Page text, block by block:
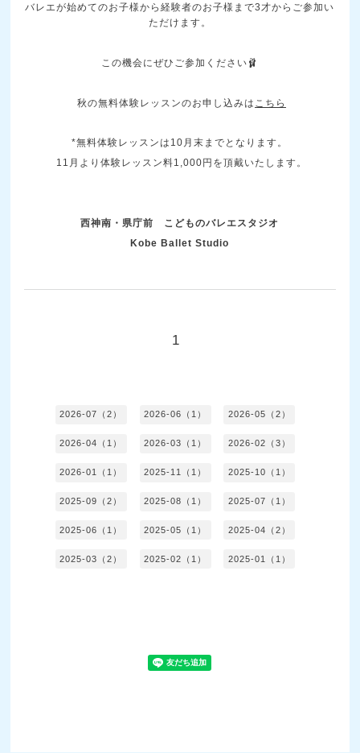
バレエが始めてのお子様から経験者のお子様まで3才からご参加い
ただけます。
この機会にぜひご参加ください🩰
秋の無料体験レッスンのお申し込みは こちら
*無料体験レッスンは10月末までとなります。
11月より体験レッスン料1,000円を頂戴いたします。
西神南・県庁前 こどものバレエスタジオ
Kobe Ballet Studio
1
2026-07（2） 2026-06（1） 2026-05（2）
2026-04（1） 2026-03（1） 2026-02（3）
2026-01（1） 2025-11（1） 2025-10（1）
2025-09（2） 2025-08（1） 2025-07（1）
2025-06（1） 2025-05（1） 2025-04（2）
2025-03（2） 2025-02（1） 2025-01（1）